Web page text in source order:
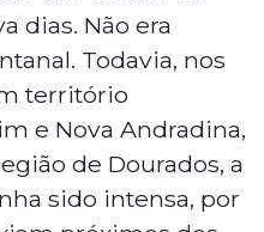
dias. Não era
Todavia, nos
território
e Nova Andradina,
de Dourados, a
sido intensa, por